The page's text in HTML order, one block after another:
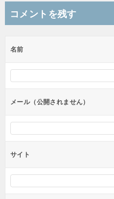
ビ
ー
シ
ン
コメントを残す
名前
メール（公開されません）
サイト